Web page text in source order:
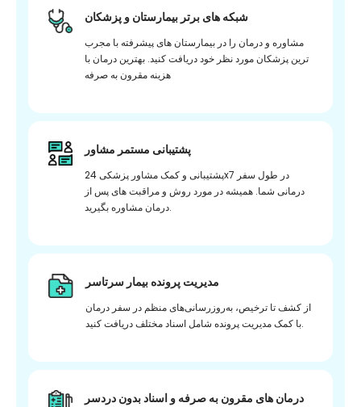
شبکه های برتر بیمارستان و پزشکان
مشاوره و درمان را در بیمارستان های پیشرفته با مجرب
ترین پزشکان مورد نظر خود دریافت کنید. بهترین درمان با
هزینه مقرون به صرفه
پشتیبانی مستمر مشاور
پشتیبانی و کمک مشاور پزشکی 24x7 در طول سفر
درمانی شما. همیشه در مورد روش و مراقبت های پس از
درمان مشاوره بگیرید.
مدیریت پرونده بیمار سرتاسر
از کشف تا ترخیص، به‌روزرسانی‌های منظم در سفر درمان
با کمک مدیریت پرونده شامل اسناد مختلف دریافت کنید.
درمان های مقرون به صرفه و اسناد بدون دردسر